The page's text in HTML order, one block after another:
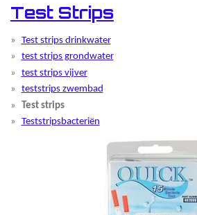
Test Strips
Test strips drinkwater
test strips grondwater
test strips vijver
teststrips zwembad
Test strips
Teststripsbacteriën